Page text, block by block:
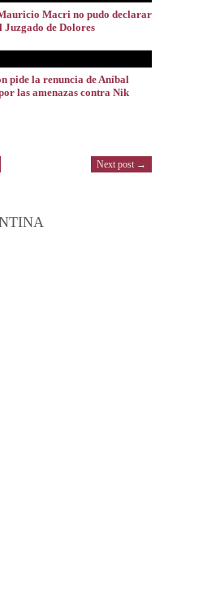
Macri no pudo declarar
Juzgado de Dolores
pide la renuncia de Aníbal
las amenazas contra Nik
Next post →